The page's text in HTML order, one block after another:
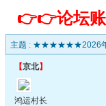
👉👉论坛账
主题 : ★★★★★★2026年
【京北】
鸿运村长